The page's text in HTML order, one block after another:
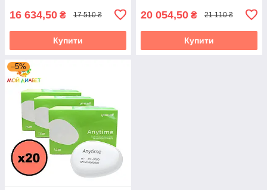
16 634,50 ₴ 17 510 ₴
Купити
20 054,50 ₴ 21 110 ₴
Купити
–5%